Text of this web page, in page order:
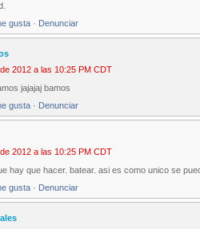
gusta · Denunciar
2012 a las 10:25 PM CDT
jajajaj bamos
gusta · Denunciar
2012 a las 10:25 PM CDT
hay que hacer. batear. asi es como unico se
gusta · Denunciar